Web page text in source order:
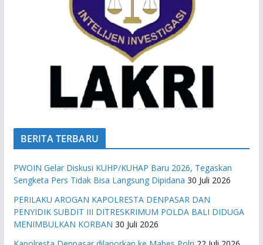
BERITA TERBARU
PWOIN Gelar Diskusi KUHP/KUHAP Baru 2026, Tegaskan
Sengketa Pers Tidak Bisa Langsung Dipidana 30 Juli 2026
PERILAKU AROGAN KAPOLRESTA DENPASAR DAN
PENYIDIK SUBDIT III DITRESKRIMUM POLDA BALI DIDUGA
MENIMBULKAN KORBAN 30 Juli 2026